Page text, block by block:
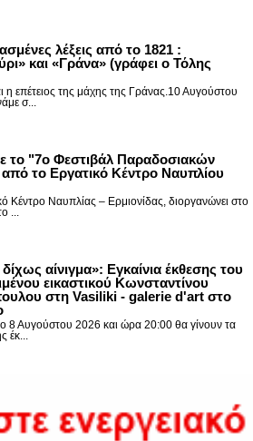
λέξεις από το 1821 :
και «Γράνα» (γράφει ο Τόλης
η επέτειος της μάχης της Γράνας.10 Αυγούστου
σ...
το "7ο Φεστιβάλ Παραδοσιακών
το Εργατικό Κέντρο Ναυπλίου
Κέντρο Ναυπλίας – Ερμιονίδας, διοργανώνει στο
...
αίνιγμα»: Εγκαίνια έκθεσης του
εικαστικού Κωνσταντίνου
στη Vasiliki - galerie d'art στο
8 Αυγούστου 2026 και ώρα 20:00 θα γίνουν τα
έκ...